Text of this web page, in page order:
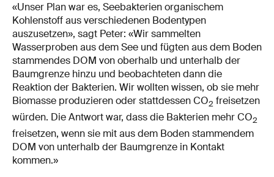
«Unser Plan war es, Seebakterien organischem
Kohlenstoff aus verschiedenen Bodentypen
auszusetzen», sagt Peter: «Wir sammelten
Wasserproben aus dem See und fügten aus dem Boden
stammendes DOM von oberhalb und unterhalb der
Baumgrenze hinzu und beobachteten dann die
Reaktion der Bakterien. Wir wollten wissen, ob sie mehr
Biomasse produzieren oder stattdessen CO2 freisetzen
würden. Die Antwort war, dass die Bakterien mehr CO2
freisetzen, wenn sie mit aus dem Boden stammendem
DOM von unterhalb der Baumgrenze in Kontakt
kommen.»